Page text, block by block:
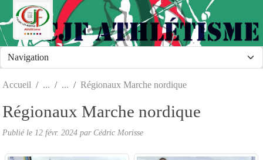
Accueil Régionaux Marche nordique
Régionaux Marche nordique
Publié le 12 févr. 2024 par Cédric Morisse
Panneau de gestion des cookies